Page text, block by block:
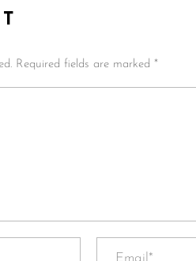
Required fields are marked *